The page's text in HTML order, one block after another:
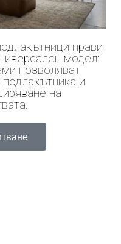
прави
модел:
позволяват
и
на